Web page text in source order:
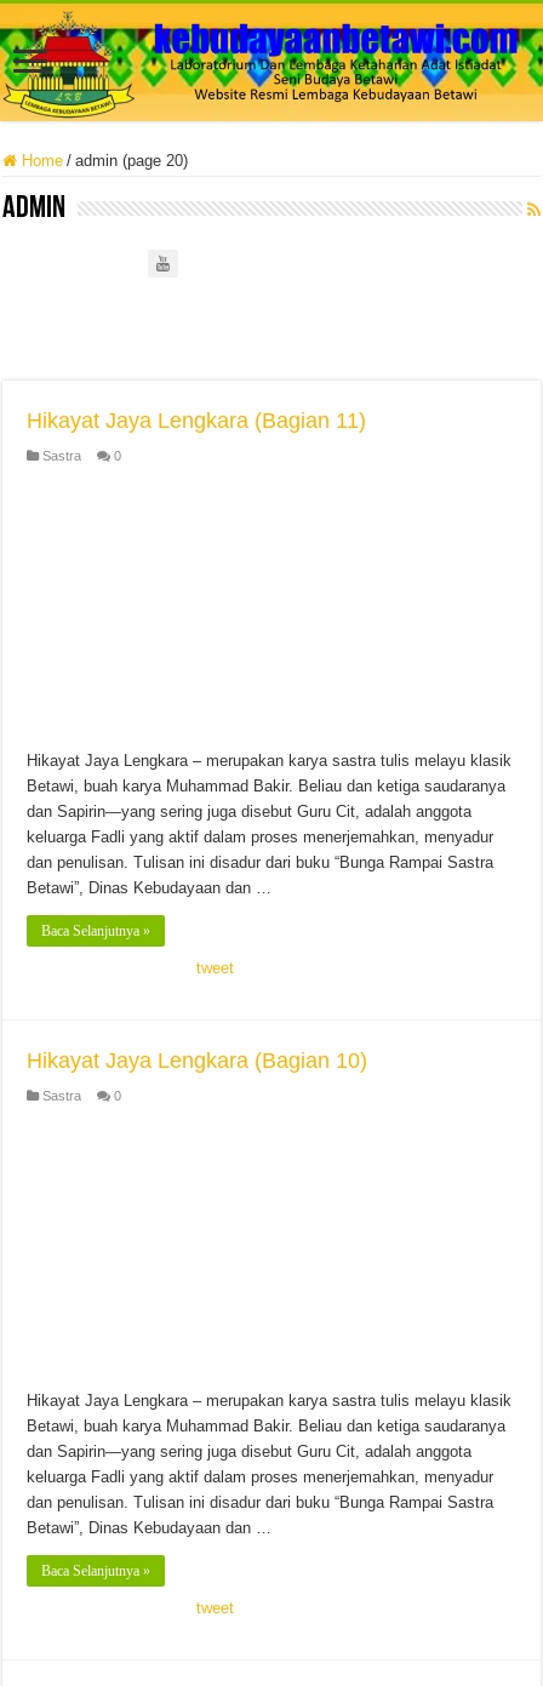
Home / admin (page 20)
admin
Hikayat Jaya Lengkara (Bagian 11)
Sastra 0
Hikayat Jaya Lengkara – merupakan karya sastra tulis melayu klasik
Betawi, buah karya Muhammad Bakir. Beliau dan ketiga saudaranya
dan Sapirin—yang sering juga disebut Guru Cit, adalah anggota
keluarga Fadli yang aktif dalam proses menerjemahkan, menyadur
dan penulisan. Tulisan ini disadur dari buku “Bunga Rampai Sastra
Betawi”, Dinas Kebudayaan dan …
Baca Selanjutnya »
tweet
Hikayat Jaya Lengkara (Bagian 10)
Sastra 0
Hikayat Jaya Lengkara – merupakan karya sastra tulis melayu klasik
Betawi, buah karya Muhammad Bakir. Beliau dan ketiga saudaranya
dan Sapirin—yang sering juga disebut Guru Cit, adalah anggota
keluarga Fadli yang aktif dalam proses menerjemahkan, menyadur
dan penulisan. Tulisan ini disadur dari buku “Bunga Rampai Sastra
Betawi”, Dinas Kebudayaan dan …
Baca Selanjutnya »
tweet